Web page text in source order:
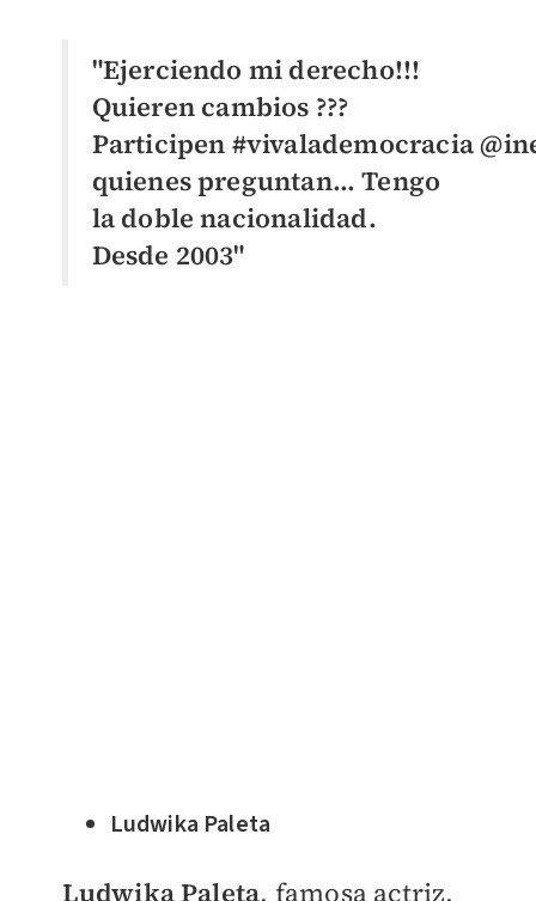
"Ejerciendo mi derecho!!!
Quieren cambios ???
Participen #vivalademocracia
quienes preguntan… Tengo
la doble nacionalidad.
Desde 2003"
Ludwika Paleta
Ludwika Paleta, famosa actriz,